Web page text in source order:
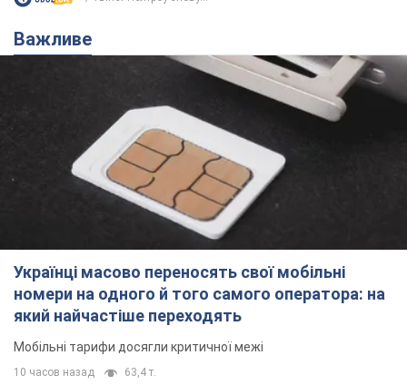
Важливе
Українці масово переносять свої мобільні
номери на одного й того самого оператора: на
який найчастіше переходять
Мобільні тарифи досягли критичної межі
10 часов назад 63,4 т.